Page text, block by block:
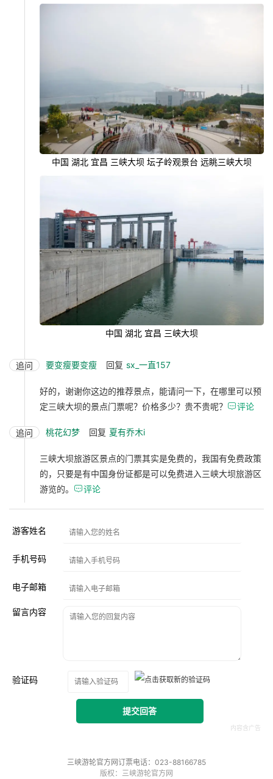
中国 湖北 宜昌 三峡大坝 坛子岭观景台 远眺三峡大坝
中国 湖北 宜昌 三峡大坝
追问 要变瘦要变瘦 回复 sx_一直157
好的，谢谢你这边的推荐景点，能请问一下，在哪里可以预
定三峡大坝的景点门票呢？价格多少？贵不贵呢？ 评论
追问 桃花幻梦 回复 夏有乔木i
三峡大坝旅游区景点的门票其实是免费的，我国有免费政策
的，只要是有中国身份证都是可以免费进入三峡大坝旅游区
游览的。 评论
游客姓名
手机号码
电子邮箱
留言内容
验证码
提交回答
三峡游轮官方网订票电话：023-88166785
版权：三峡游轮官方网